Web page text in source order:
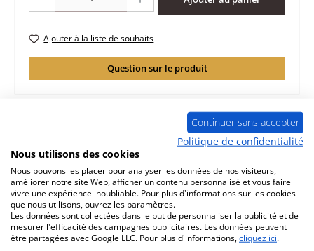
Ajouter à la liste de souhaits
Question sur le produit
Description
d‘origine pierre latérale gauche pour le poêle Fireplace
Quadro Fireplace Quadro pierre latérale gauche données
clés: pie…Plus
Caractéristiques
Continuer sans accepter
Politique de confidentialité
Nous utilisons des cookies
Nous pouvons les placer pour analyser les données de nos visiteurs,
améliorer notre site Web, afficher un contenu personnalisé et vous faire
vivre une expérience inoubliable. Pour plus d'informations sur les cookies
que nous utilisons, ouvrez les paramètres.
Les données sont collectées dans le but de personnaliser la publicité et de
mesurer l'efficacité des campagnes publicitaires. Les données peuvent
être partagées avec Google LLC. Pour plus d'informations,cliquez ici.